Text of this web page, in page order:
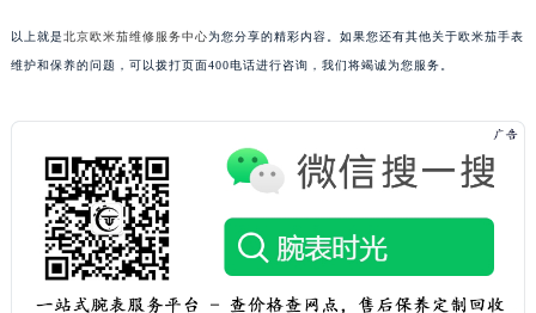
以上就是北京欧米茄维修服务中心为您分享的精彩内容。如果您还有其他关于欧米茄手表
维护和保养的问题，可以拨打页面400电话进行咨询，我们将竭诚为您服务。